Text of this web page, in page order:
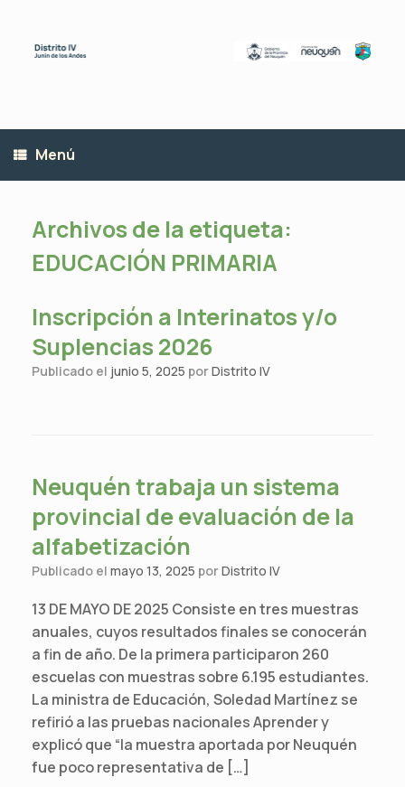
contenido
Menú
Archivos de la etiqueta:
EDUCACIÓN PRIMARIA
Inscripción a Interinatos y/o
Suplencias 2026
Publicado el junio 5, 2025 porDistrito IV
Neuquén trabaja un sistema
provincial de evaluación de la
alfabetización
Publicado el mayo 13, 2025 porDistrito IV
13 DE MAYO DE 2025 Consiste en tres muestras
anuales, cuyos resultados finales se conocerán
a fin de año. De la primera participaron 260
escuelas con muestras sobre 6.195 estudiantes.
La ministra de Educación, Soledad Martínez se
refirió a las pruebas nacionales Aprender y
explicó que “la muestra aportada por Neuquén
fue poco representativa de […]